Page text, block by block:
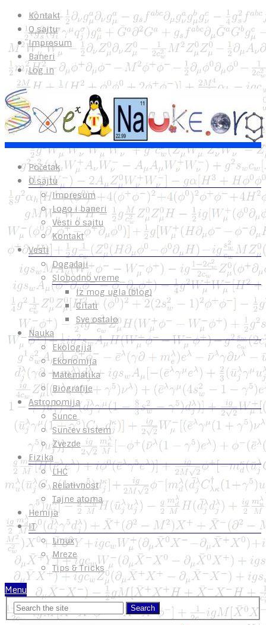
Kontakt
O sajtu
Impresum
Baneri
Log in
Početak
O sajtu
Impresum
Logo i baneri
Vesti o sajtu
Kontakt
Vesti
Događaji
Slobodno vreme
Iz mog ugla (blog)
Citati
Sve ostalo
Nauka
Ekologija
Ekonomija
Matematika
Biografije
Astronomija
Sunce
Sunčev sistem
Zvezde
Fizika
LHC
Relativnost
Tajne atoma
Hemija
IT
Linux
Mreze
Tips & Tricks
Menu